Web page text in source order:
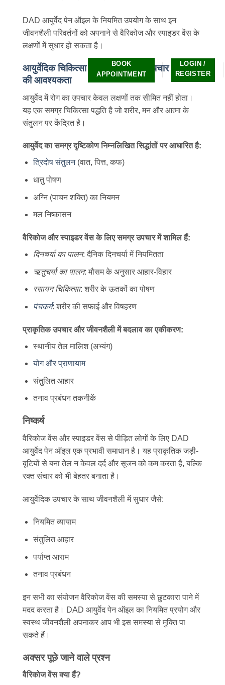
BOOK
APPOINTMENT
LOGIN /
REGISTER
DAD आयुर्वेद पेन ऑइल के नियमित उपयोग के साथ इन
जीवनशैली परिवर्तनों को अपनाने से वैरिकोज और स्पाइडर वेंस के
लक्षणों में सुधार हो सकता है।
आयुर्वेदिक चिकित्सा प्रणाली में समग्र उपचार दृष्टिकोण
की आवश्यकता
आयुर्वेद में रोग का उपचार केवल लक्षणों तक सीमित नहीं होता।
यह एक समग्र चिकित्सा पद्धति है जो शरीर, मन और आत्मा के
संतुलन पर केंद्रित है।
आयुर्वेद का समग्र दृष्टिकोण निम्नलिखित सिद्धांतों पर आधारित है:
त्रिदोष संतुलन(वात, पित्त, कफ)
धातु पोषण
अग्नि (पाचन शक्ति) का नियमन
मल निष्कासन
वैरिकोज और स्पाइडर वेंस के लिए समग्र उपचार में शामिल हैं:
दिनचर्या का पालन: दैनिक दिनचर्या में नियमितता
ऋतुचर्या का पालन: मौसम के अनुसार आहार-विहार
रसायन चिकित्सा: शरीर के ऊतकों का पोषण
पंचकर्म: शरीर की सफाई और विषहरण
प्राकृतिक उपचार और जीवनशैली में बदलाव का एकीकरण:
स्थानीय तेल मालिश (अभ्यंग)
योग और प्राणायाम
संतुलित आहार
तनाव प्रबंधन तकनीकें
निष्कर्ष
वैरिकोज वेंस और स्पाइडर वेंस से पीड़ित लोगों के लिए DAD
आयुर्वेद पेन ऑइल एक प्रभावी समाधान है। यह प्राकृतिक जड़ी-
बूटियों से बना तेल न केवल दर्द और सूजन को कम करता है, बल्कि
रक्त संचार को भी बेहतर बनाता है।
आयुर्वेदिक उपचार के साथ जीवनशैली में सुधार जैसे:
नियमित व्यायाम
संतुलित आहार
पर्याप्त आराम
तनाव प्रबंधन
इन सभी का संयोजन वैरिकोज वेंस की समस्या से छुटकारा पाने में
मदद करता है। DAD आयुर्वेद पेन ऑइल का नियमित प्रयोग और
स्वस्थ जीवनशैली अपनाकर आप भी इस समस्या से मुक्ति पा
सकते हैं।
अक्सर पूछे जाने वाले प्रश्न
वैरिकोज वेंस क्या हैं?